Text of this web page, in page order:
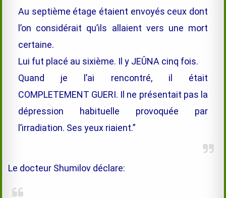
Au septième étage étaient envoyés ceux dont
l’on considérait qu’ils allaient vers une mort
certaine.
Lui fut placé au sixième. Il y JEÛNA cinq fois.
Quand je l’ai rencontré, il était
COMPLETEMENT GUERI. Il ne présentait pas la
dépression habituelle provoquée par
l’irradiation. Ses yeux riaient.”
Le docteur Shumilov déclare: